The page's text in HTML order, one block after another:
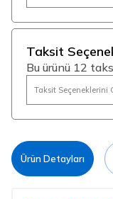
Taksit
Bu ürünü 12
Taksit Seçeneklerini
Ürün Detayları